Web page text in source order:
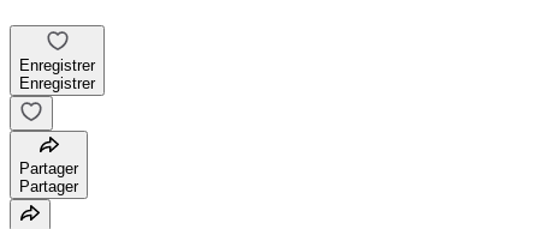
Enregistrer
Enregistrer
Partager
Partager